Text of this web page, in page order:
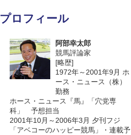
プロフィール
阿部幸太郎
競馬評論家
[略歴]
1972年～2001年9月 ホ
ース・ニュース（株）
勤務
ホース・ニュース『馬』「穴党専
科」 予想担当
2001年10月～2006年3月 夕刊フジ
「アベコーのハッピー競馬」・連載予